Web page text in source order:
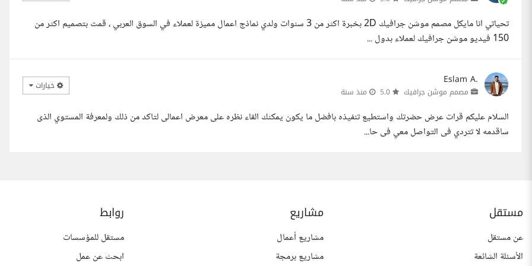
تحياتي انا مايكل مصمم موشن جرافيك 2D بخبرة اكثر من 3 سنوات ولدي نماذج اعمال مميزة لعملاء في السوق العربي ، قمت بتصميم اكثر من
150 فيديو موشن جرافيك لعملاء بدول ...
Eslam A.
مصمم موشن جرافيك منذ سنة خيارات
السلام عليكم قرات عرض حضرتك واستطيع تنفيذه بافضل ما يكون يمكنك القاء نظره على معرض اعمالى لتاكد من ذلك ولمعرفة المستوي الذى
ساقدمه لا تتردي فى التواصل معي فى حا...
مستقل
عن مستقل
الأسئلة الشائعة
مشاريع
مشاريع أعمال
مشاريع برمجة
روابط
مستقل للمؤسسات
ابحث عن عمل